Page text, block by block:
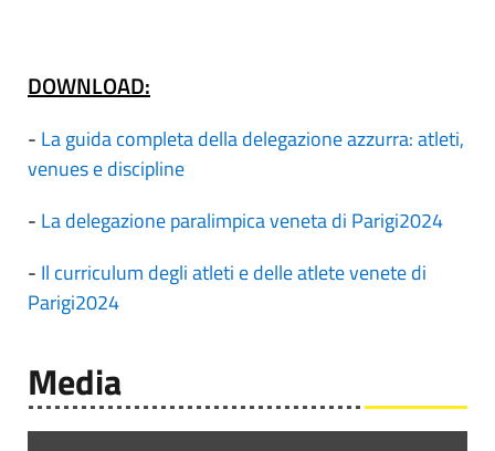
DOWNLOAD:
- La guida completa della delegazione azzurra: atleti,
venues e discipline
- La delegazione paralimpica veneta di Parigi2024
- Il curriculum degli atleti e delle atlete venete di
Parigi2024
Media